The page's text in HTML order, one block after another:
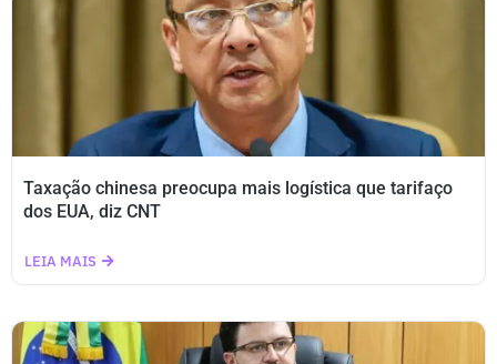
Taxação chinesa preocupa mais logística que tarifaço
dos EUA, diz CNT
LEIA MAIS